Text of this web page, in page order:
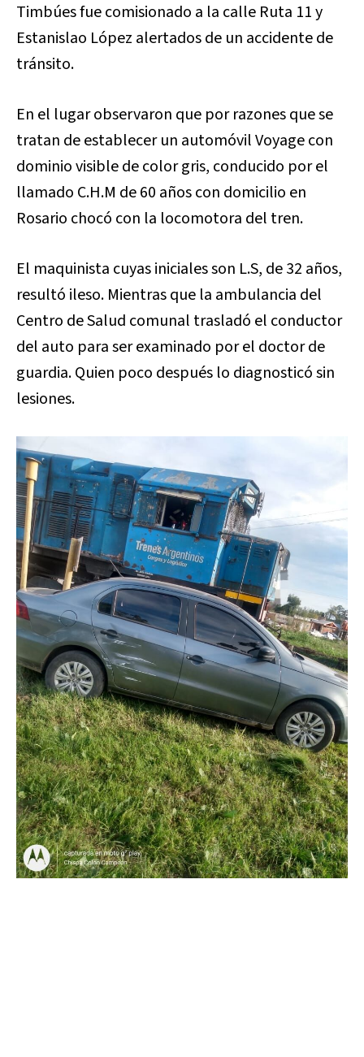
Timbúes fue comisionado a la calle Ruta 11 y
Estanislao López alertados de un accidente de
tránsito.
En el lugar observaron que por razones que se
tratan de establecer un automóvil Voyage con
dominio visible de color gris, conducido por el
llamado C.H.M de 60 años con domicilio en
Rosario chocó con la locomotora del tren.
El maquinista cuyas iniciales son L.S, de 32 años,
resultó ileso. Mientras que la ambulancia del
Centro de Salud comunal trasladó el conductor
del auto para ser examinado por el doctor de
guardia. Quien poco después lo diagnosticó sin
lesiones.